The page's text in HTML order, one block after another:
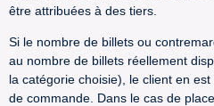
être attribuées à des tiers.
Si le nombre de billets ou
au nombre de billets réellement
la catégorie choisie), le client en
de commande. Dans le cas de